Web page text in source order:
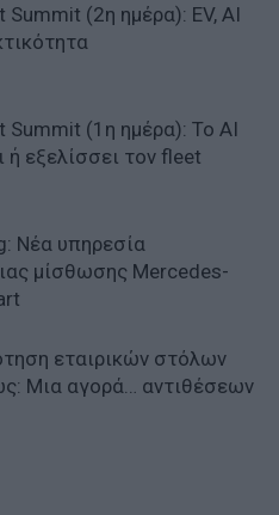
Summit (2η ημέρα): EV, AI
Summit (1η ημέρα): Το ΑΙ
ή εξελίσσει τον fleet
Νέα υπηρεσία
μίσθωσης Mercedes-
εταιρικών στόλων
Μια αγορά… αντιθέσεων